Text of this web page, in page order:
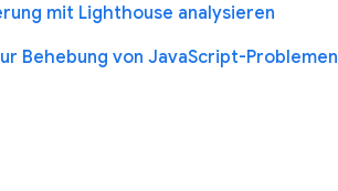
mit Lighthouse analysieren
Behebung von JavaScript-Problemen